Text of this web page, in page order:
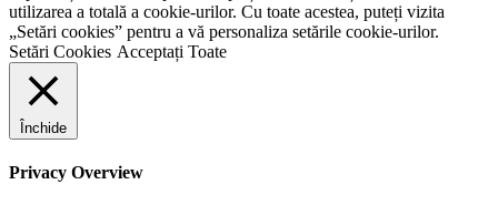
utilizarea a totală a cookie-urilor. Cu toate acestea, puteți vizita
„Setări cookies” pentru a vă personaliza setările cookie-urilor.
Setări Cookies Acceptați Toate
Închide
Privacy Overview